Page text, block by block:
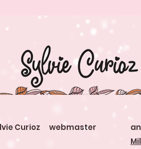
Curioz webmaster